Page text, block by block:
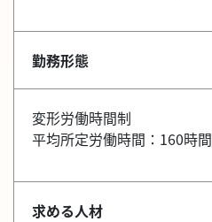
勤務形態
変形労働時間制
平均所定労働時間：160時間
求める人材